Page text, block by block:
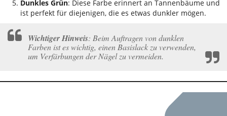
Dunkles Grün: Diese Farbe erinnert an Tannenbäume und
ist perfekt für diejenigen, die es etwas dunkler mögen.
Wichtiger Hinweis: Beim Auftragen von dunklen
Farben ist es wichtig, einen Basislack zu verwenden,
um Verfärbungen der Nägel zu vermeiden.